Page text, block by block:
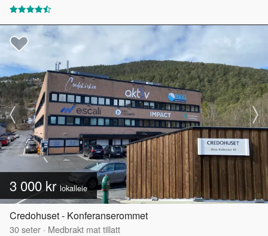
3 000 kr lokalleie
Credohuset - Konferanserommet
30seter · Medbrakt mat tillatt